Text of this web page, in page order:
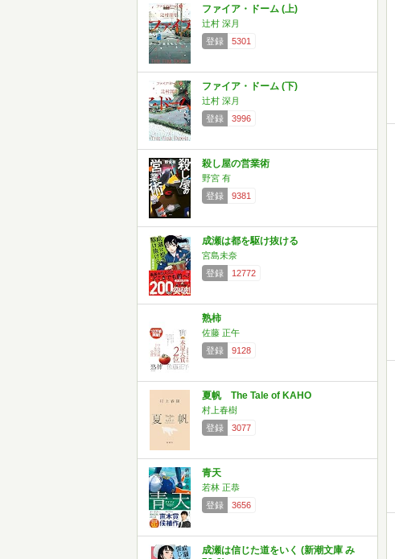
ファイア・ドーム (上)
辻村 深月
登録
5301
ファイア・ドーム (下)
辻村 深月
登録
3996
殺し屋の営業術
野宮 有
登録
9381
成瀬は都を駆け抜ける
宮島未奈
登録
12772
熟柿
佐藤 正午
登録
9128
夏帆 The Tale of KAHO
村上春樹
登録
3077
青天
若林 正恭
登録
3656
成瀬は信じた道をいく (新潮文庫 み